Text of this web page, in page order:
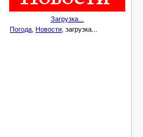
Загрузка...
Погода Новости , загрузка...